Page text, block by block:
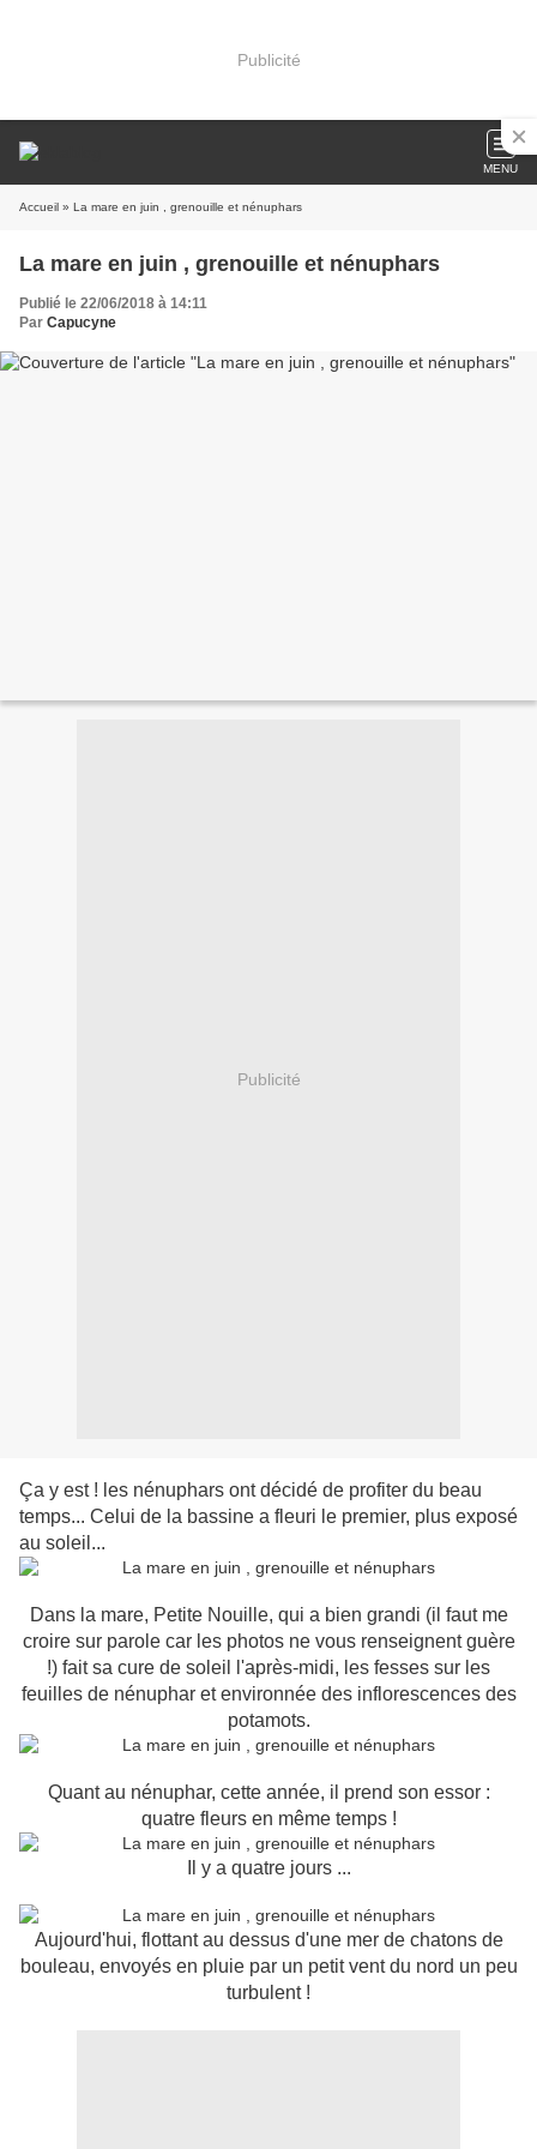
Publicité
MENU
Accueil » La mare en juin , grenouille et nénuphars
La mare en juin , grenouille et nénuphars
Publié le 22/06/2018 à 14:11
Par Capucyne
Publicité
Ça y est ! les nénuphars ont décidé de profiter du beau
temps... Celui de la bassine a fleuri le premier, plus exposé
au soleil...
Dans la mare, Petite Nouille, qui a bien grandi (il faut me
croire sur parole car les photos ne vous renseignent guère
!) fait sa cure de soleil l'après-midi, les fesses sur les
feuilles de nénuphar et environnée des inflorescences des
potamots.
Quant au nénuphar, cette année, il prend son essor :
quatre fleurs en même temps !
Il y a quatre jours ...
Aujourd'hui, flottant au dessus d'une mer de chatons de
bouleau, envoyés en pluie par un petit vent du nord un peu
turbulent !